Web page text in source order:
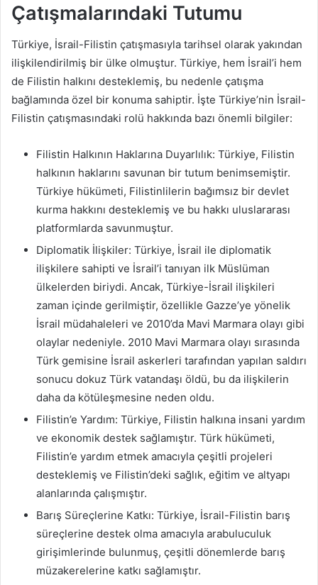
Çatışmalarındaki Tutumu
Türkiye, İsrail-Filistin çatışmasıyla tarihsel olarak yakından
ilişkilendirilmiş bir ülke olmuştur. Türkiye, hem İsrail’i hem
de Filistin halkını desteklemiş, bu nedenle çatışma
bağlamında özel bir konuma sahiptir. İşte Türkiye’nin İsrail-
Filistin çatışmasındaki rolü hakkında bazı önemli bilgiler:
Filistin Halkının Haklarına Duyarlılık: Türkiye, Filistin
halkının haklarını savunan bir tutum benimsemiştir.
Türkiye hükümeti, Filistinlilerin bağımsız bir devlet
kurma hakkını desteklemiş ve bu hakkı uluslararası
platformlarda savunmuştur.
Diplomatik İlişkiler: Türkiye, İsrail ile diplomatik
ilişkilere sahipti ve İsrail’i tanıyan ilk Müslüman
ülkelerden biriydi. Ancak, Türkiye-İsrail ilişkileri
zaman içinde gerilmiştir, özellikle Gazze’ye yönelik
İsrail müdahaleleri ve 2010’da Mavi Marmara olayı gibi
olaylar nedeniyle. 2010 Mavi Marmara olayı sırasında
Türk gemisine İsrail askerleri tarafından yapılan saldırı
sonucu dokuz Türk vatandaşı öldü, bu da ilişkilerin
daha da kötüleşmesine neden oldu.
Filistin’e Yardım: Türkiye, Filistin halkına insani yardım
ve ekonomik destek sağlamıştır. Türk hükümeti,
Filistin’e yardım etmek amacıyla çeşitli projeleri
desteklemiş ve Filistin’deki sağlık, eğitim ve altyapı
alanlarında çalışmıştır.
Barış Süreçlerine Katkı: Türkiye, İsrail-Filistin barış
süreçlerine destek olma amacıyla arabuluculuk
girişimlerinde bulunmuş, çeşitli dönemlerde barış
müzakerelerine katkı sağlamıştır.